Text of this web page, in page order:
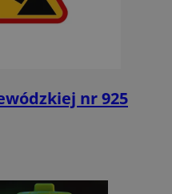
nr 925